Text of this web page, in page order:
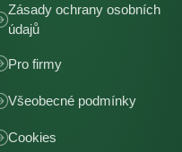
Zásady ochrany osobních
údajů
Pro firmy
Všeobecné podmínky
Cookies